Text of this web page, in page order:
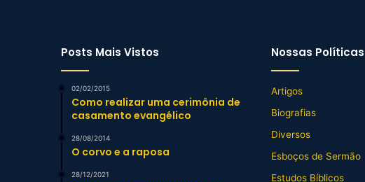
Posts Mais Vistos
02/02/2015
Como realizar uma cerimônia de
casamento evangélico
28/08/2014
O corvo e a raposa
28/12/2021
Nossas Políticas
Artigos
Biografias
Diversos
Esboços de Sermão
Estudos Bíblicos